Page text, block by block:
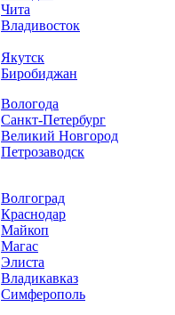
Чита
Владивосток
Якутск
Биробиджан
Вологода
Санкт-Петербург
Великий Новгород
Петрозаводск
Волгоград
Краснодар
Майкоп
Магас
Элиста
Владикавказ
Симферополь